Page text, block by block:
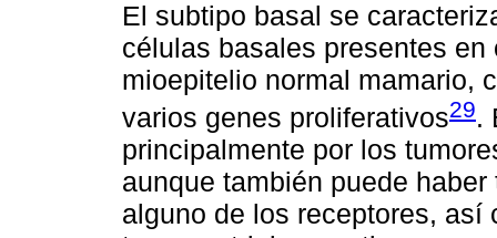
El subtipo basal se
células basales presentes
mioepitelio normal mamario,
varios genes proliferativos29.
principalmente por los
aunque también puede
alguno de los receptores, así